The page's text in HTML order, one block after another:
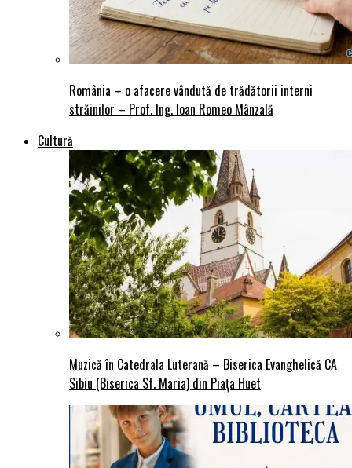
România – o afacere vândută de trădătorii interni
străinilor – Prof. Ing. Ioan Romeo Mânzală
Cultură
Muzică în Catedrala Luterană – Biserica Evanghelică CA
Sibiu (Biserica Sf. Maria) din Piaţa Huet